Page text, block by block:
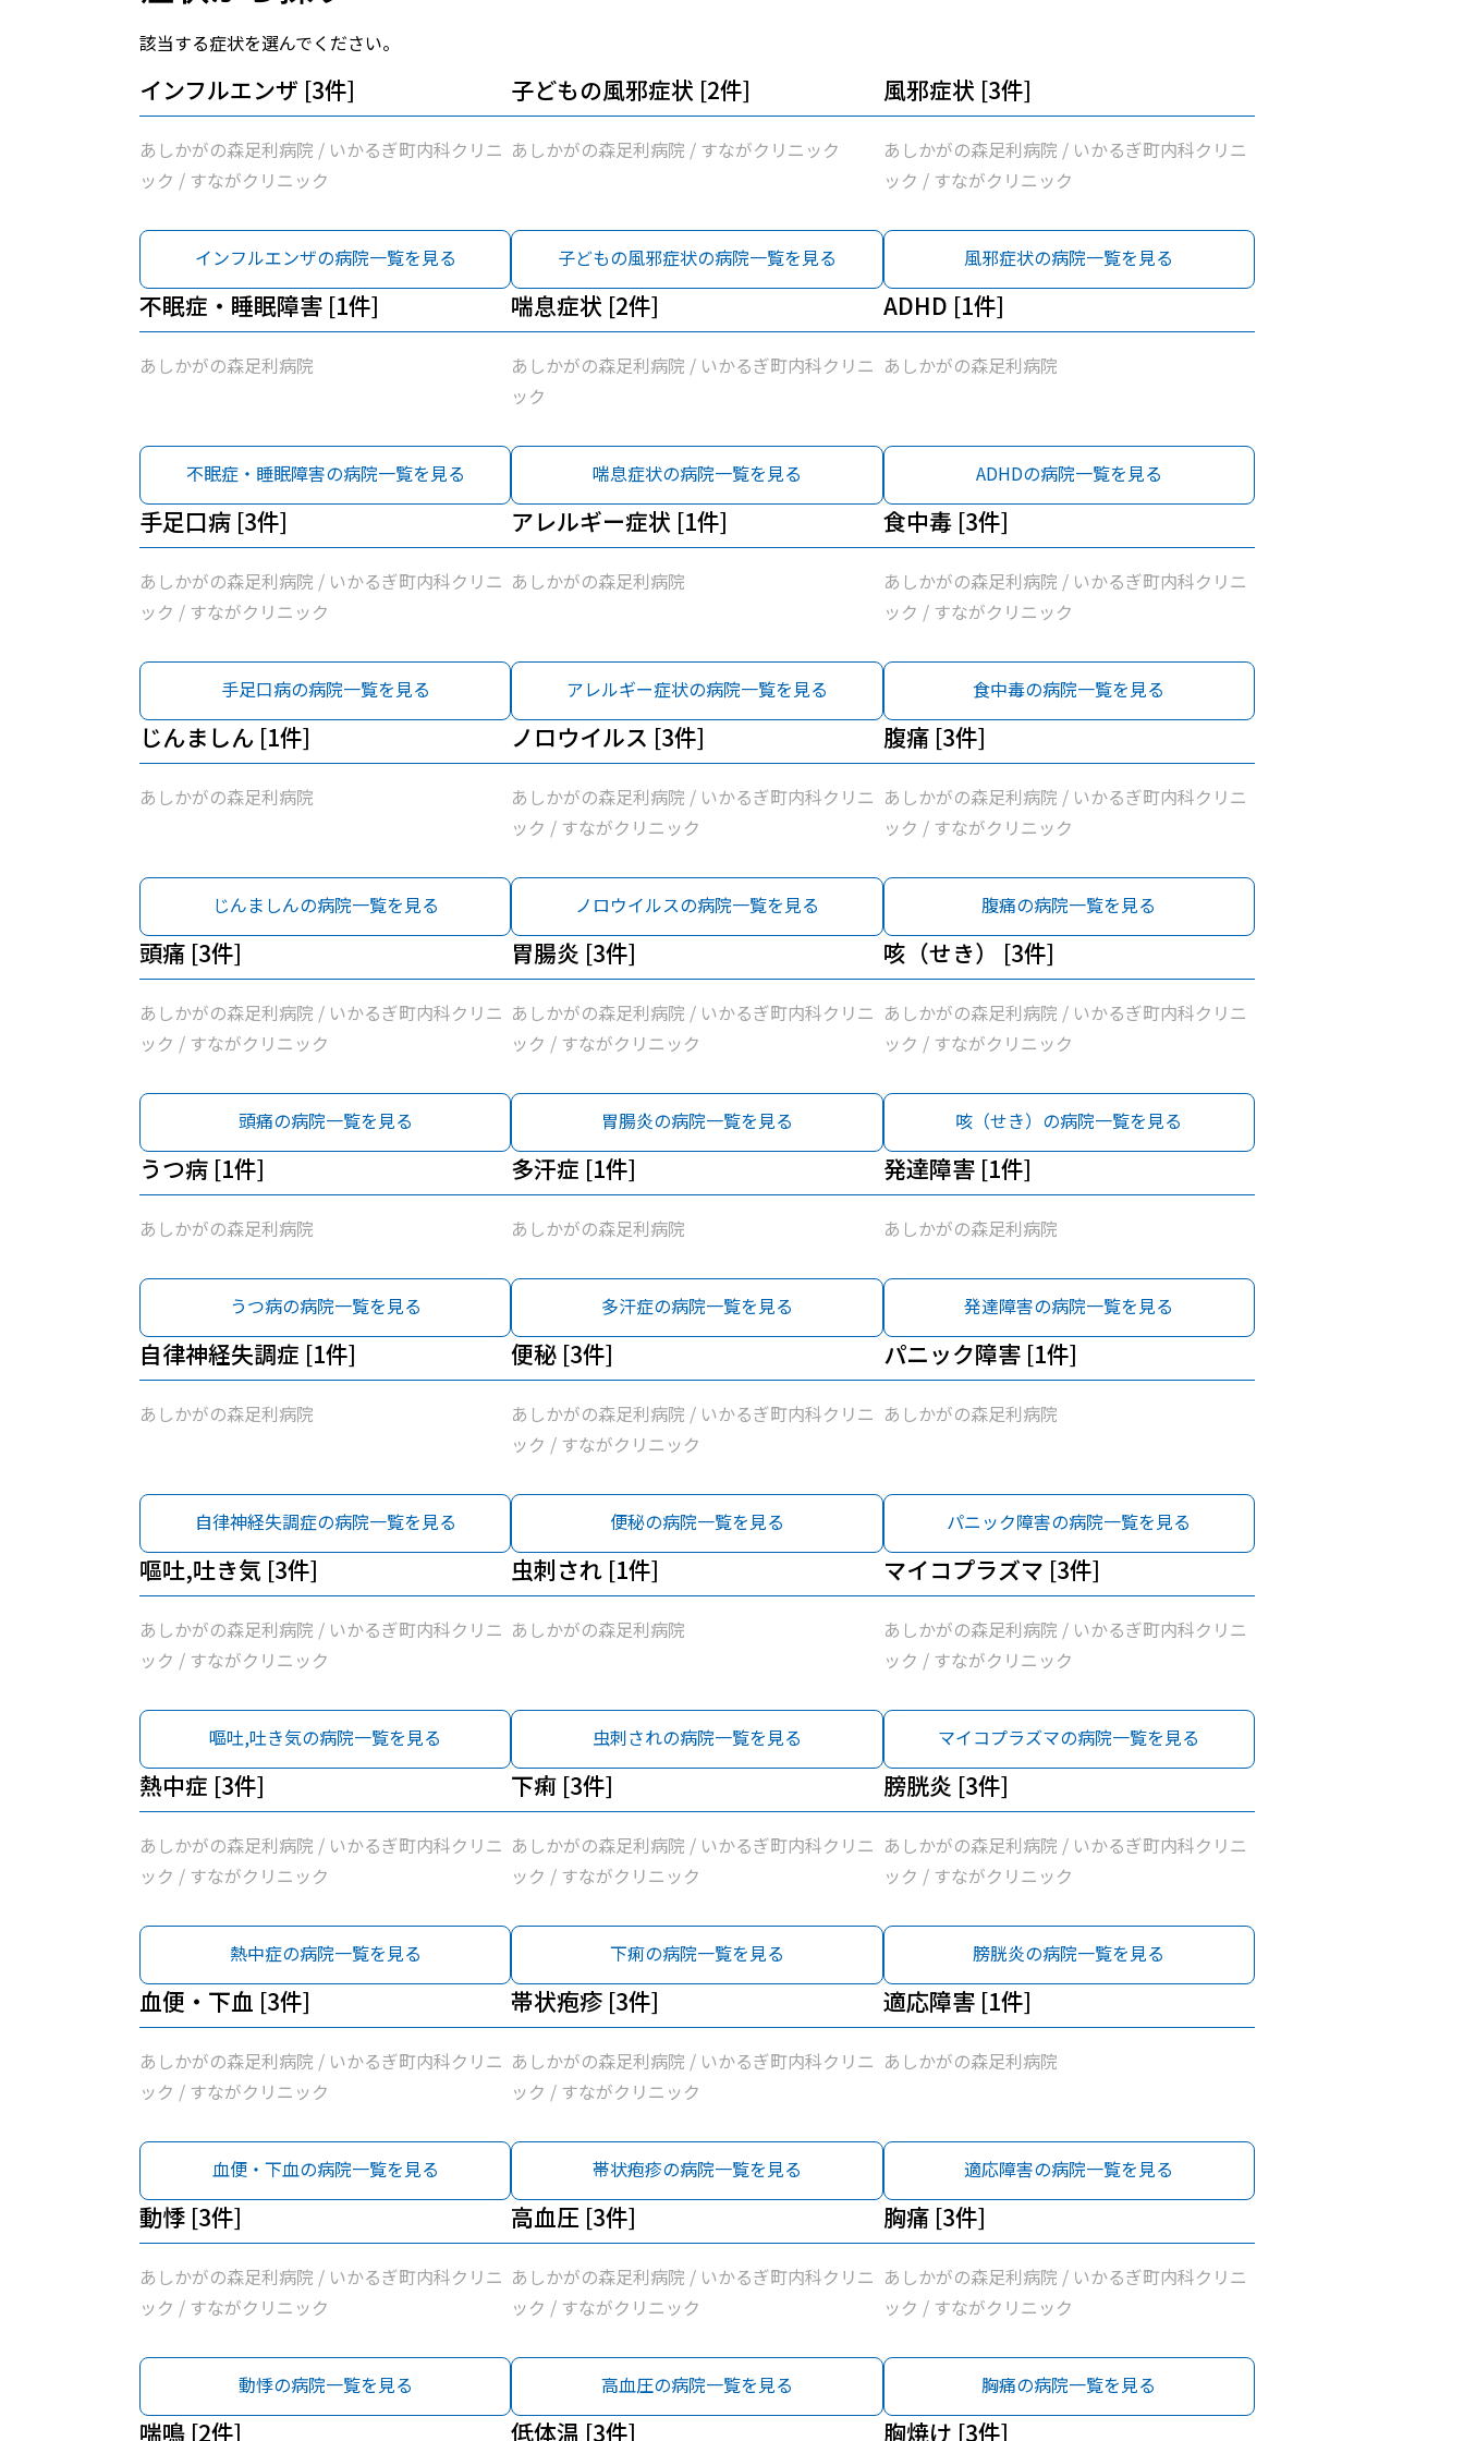
該当する症状を選んでください。
インフルエンザ [3件]
あしかがの森足利病院 / いかるぎ町内科クリニ
ック / すながクリニック
インフルエンザの病院一覧を見る
子どもの風邪症状 [2件]
あしかがの森足利病院 / すながクリニック
子どもの風邪症状の病院一覧を見る
風邪症状 [3件]
あしかがの森足利病院 / いかるぎ町内科クリニ
ック / すながクリニック
風邪症状の病院一覧を見る
不眠症・睡眠障害 [1件]
あしかがの森足利病院
不眠症・睡眠障害の病院一覧を見る
喘息症状 [2件]
あしかがの森足利病院 / いかるぎ町内科クリニ
ック
喘息症状の病院一覧を見る
ADHD [1件]
あしかがの森足利病院
ADHDの病院一覧を見る
手足口病 [3件]
あしかがの森足利病院 / いかるぎ町内科クリニ
ック / すながクリニック
手足口病の病院一覧を見る
アレルギー症状 [1件]
あしかがの森足利病院
アレルギー症状の病院一覧を見る
食中毒 [3件]
あしかがの森足利病院 / いかるぎ町内科クリニ
ック / すながクリニック
食中毒の病院一覧を見る
じんましん [1件]
あしかがの森足利病院
じんましんの病院一覧を見る
ノロウイルス [3件]
あしかがの森足利病院 / いかるぎ町内科クリニ
ック / すながクリニック
ノロウイルスの病院一覧を見る
腹痛 [3件]
あしかがの森足利病院 / いかるぎ町内科クリニ
ック / すながクリニック
腹痛の病院一覧を見る
頭痛 [3件]
あしかがの森足利病院 / いかるぎ町内科クリニ
ック / すながクリニック
頭痛の病院一覧を見る
胃腸炎 [3件]
あしかがの森足利病院 / いかるぎ町内科クリニ
ック / すながクリニック
胃腸炎の病院一覧を見る
咳（せき） [3件]
あしかがの森足利病院 / いかるぎ町内科クリニ
ック / すながクリニック
咳（せき）の病院一覧を見る
うつ病 [1件]
あしかがの森足利病院
うつ病の病院一覧を見る
多汗症 [1件]
あしかがの森足利病院
多汗症の病院一覧を見る
発達障害 [1件]
あしかがの森足利病院
発達障害の病院一覧を見る
自律神経失調症 [1件]
あしかがの森足利病院
自律神経失調症の病院一覧を見る
便秘 [3件]
あしかがの森足利病院 / いかるぎ町内科クリニ
ック / すながクリニック
便秘の病院一覧を見る
パニック障害 [1件]
あしかがの森足利病院
パニック障害の病院一覧を見る
嘔吐,吐き気 [3件]
あしかがの森足利病院 / いかるぎ町内科クリニ
ック / すながクリニック
嘔吐,吐き気の病院一覧を見る
虫刺され [1件]
あしかがの森足利病院
虫刺されの病院一覧を見る
マイコプラズマ [3件]
あしかがの森足利病院 / いかるぎ町内科クリニ
ック / すながクリニック
マイコプラズマの病院一覧を見る
熱中症 [3件]
あしかがの森足利病院 / いかるぎ町内科クリニ
ック / すながクリニック
熱中症の病院一覧を見る
下痢 [3件]
あしかがの森足利病院 / いかるぎ町内科クリニ
ック / すながクリニック
下痢の病院一覧を見る
膀胱炎 [3件]
あしかがの森足利病院 / いかるぎ町内科クリニ
ック / すながクリニック
膀胱炎の病院一覧を見る
血便・下血 [3件]
あしかがの森足利病院 / いかるぎ町内科クリニ
ック / すながクリニック
血便・下血の病院一覧を見る
帯状疱疹 [3件]
あしかがの森足利病院 / いかるぎ町内科クリニ
ック / すながクリニック
帯状疱疹の病院一覧を見る
適応障害 [1件]
あしかがの森足利病院
適応障害の病院一覧を見る
動悸 [3件]
あしかがの森足利病院 / いかるぎ町内科クリニ
ック / すながクリニック
動悸の病院一覧を見る
高血圧 [3件]
あしかがの森足利病院 / いかるぎ町内科クリニ
ック / すながクリニック
高血圧の病院一覧を見る
胸痛 [3件]
あしかがの森足利病院 / いかるぎ町内科クリニ
ック / すながクリニック
胸痛の病院一覧を見る
喘鳴 [2件] 低体温 [3件] 胸焼け [3件]